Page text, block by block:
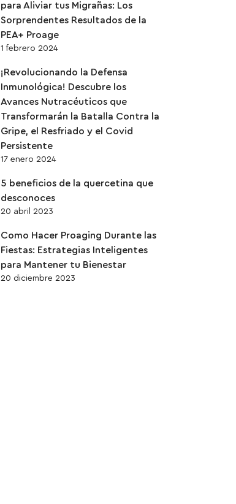
para Aliviar tus Migrañas: Los
Sorprendentes Resultados de la
PEA+ Proage
1 febrero 2024
¡Revolucionando la Defensa
Inmunológica! Descubre los
Avances Nutracéuticos que
Transformarán la Batalla Contra la
Gripe, el Resfriado y el Covid
Persistente
17 enero 2024
5 beneficios de la quercetina que
desconoces
20 abril 2023
Como Hacer Proaging Durante las
Fiestas: Estrategias Inteligentes
para Mantener tu Bienestar
20 diciembre 2023